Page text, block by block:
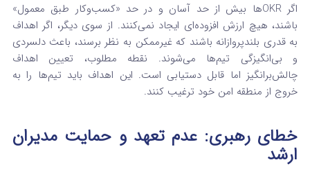
اگر OKRها بیش از حد آسان و در حد «کسب‌وکار طبق معمول»
باشند، هیچ ارزش افزوده‌ای ایجاد نمی‌کنند. از سوی دیگر، اگر اهداف
به قدری بلندپروازانه باشند که غیرممکن به نظر برسند، باعث دلسردی
و بی‌انگیزگی تیم‌ها می‌شوند. نقطه مطلوب، تعیین اهداف
چالش‌برانگیز اما قابل دستیابی است. این اهداف باید تیم‌ها را به
خروج از منطقه امن خود ترغیب کنند.
خطای رهبری: عدم تعهد و حمایت مدیران
ارشد